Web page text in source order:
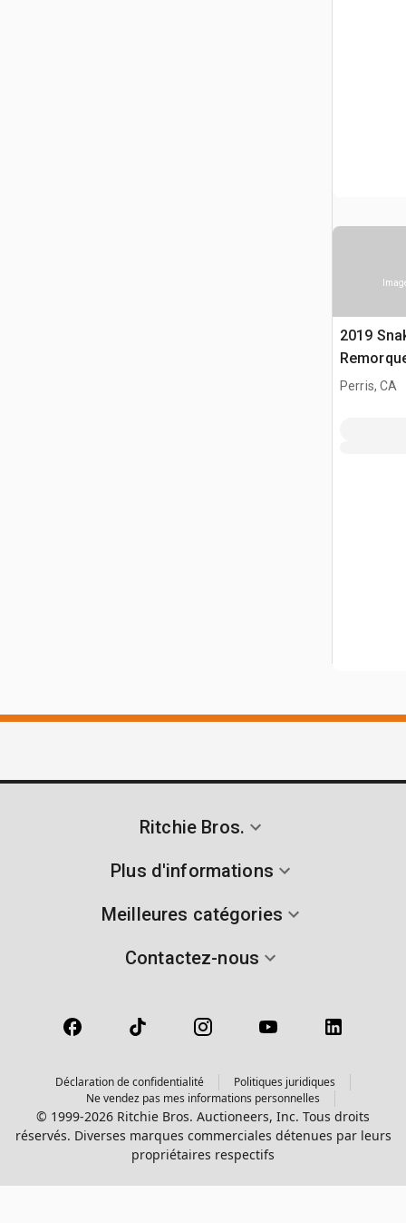
2019
Perris, CA
Ritchie Bros.
Plus d'informations
Meilleures catégories
Contactez-nous
Déclaration de confidentialité
Politiques juridiques
Ne vendez pas mes informations personnelles
© 1999-2026 Ritchie Bros. Auctioneers, Inc. Tous droits
réservés. Diverses marques commerciales détenues par leurs
propriétaires respectifs